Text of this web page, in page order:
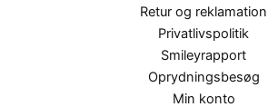
Retur og reklamation
Privatlivspolitik
Smileyrapport
Oprydningsbesøg
Min konto